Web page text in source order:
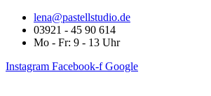
lena@pastellstudio.de
03921 - 45 90 614
Mo - Fr: 9 - 13 Uhr
Instagram Facebook-f Google